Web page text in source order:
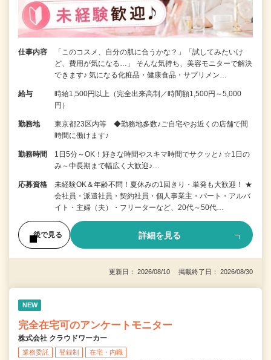
仕事内容
「このコスメ、自分の肌に合うかな？」「試してみたいけ
ど、費用が気になる…」 そんな気持ち、美容モニターで解決
できます♪ 気になる化粧品・健康食品・サプリメン…
給与
時給1,500円以上（完全出来高制／時間額1,500円～5,000
円）
勤務地
東京都23区内等 ◆勤務地多数♪ご自宅やお近くの店舗で間
時間に働けます♪
勤務時間
1日5分～OK！好きな時間やスキマ時間でサクッと♪ ☆1日の
み～中長期まで幅広く大歓迎♪…
応募資格
未経験OK＆年齢不問！夏休みの1回きり・単発も大歓迎！ ★
会社員・派遣社員・契約社員・個人事業主・パート・アルバ
イト・主婦（夫）・フリーターなど、20代～50代…
後で見る 詳細を見る
更新日： 2026/08/10 掲載終了日： 2026/08/30
NEW
完全在宅可のアンケートモニター
株式会社 クラウドワーカー
業務委託 登録制 在宅・内職